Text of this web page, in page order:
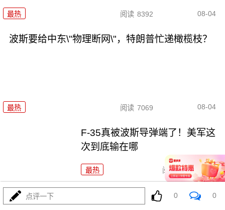
最热 阅读 8392 08-04
波斯要给中东\"物理断网\"，特朗普忙递橄榄枝？
最热 阅读 7069 08-04
F-35真被波斯导弹端了！美军这
次到底输在哪
最热 阅读 6902
算了不打了？特朗普这脚刹车，把全世界都晃吐了
点评一下 0 0